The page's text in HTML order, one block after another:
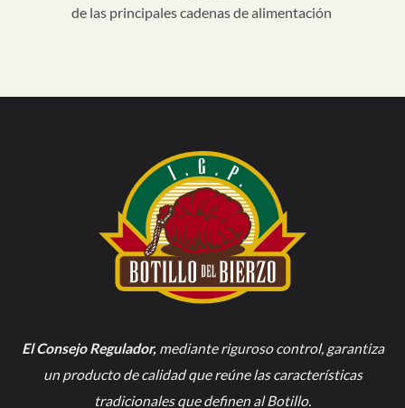
de las principales cadenas de alimentación
El Consejo Regulador,mediante riguroso control, garantiza
un producto de calidad que reúne las características
tradicionales que definen al Botillo.